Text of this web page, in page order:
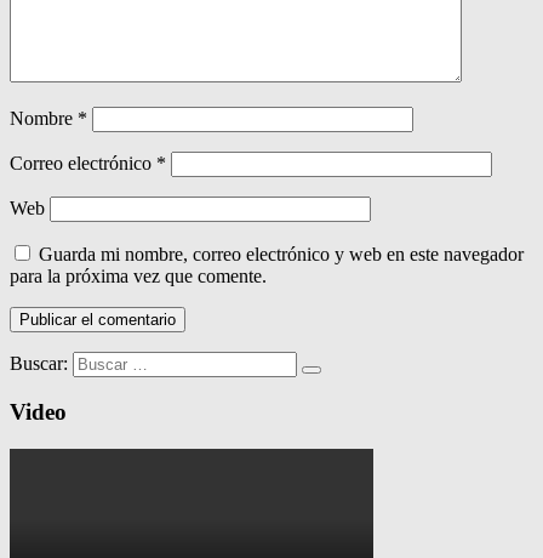
Nombre *
Correo electrónico *
Web
Guarda mi nombre, correo electrónico y web en este navegador
para la próxima vez que comente.
Buscar:
Video